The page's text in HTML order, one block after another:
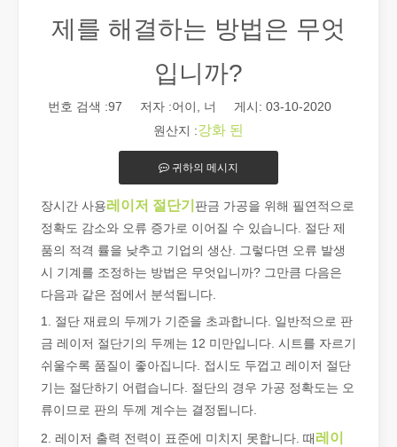
2026 가이드: 파이버 레이저 튜브 절단기가 파이프 제조를 혁신하는 방법
2026 가이드: 파이버 레이저 튜브 절단기가 파이프 제조를 혁신하
제를 해결하는 방법은 무엇
입니까?
번호 검색 :97 저자 :어이, 너 게시: 03-10-2020
원산지 :강화 된
귀하의 메시지
장시간 사용레이저 절단기 판금 가공을 위해 필연적으로
정확도 감소와 오류 증가로 이어질 수 있습니다. 절단 제
품의 적격 률을 낮추고 기업의 생산. 그렇다면 오류 발생
시 기계를 조정하는 방법은 무엇입니까? 그만큼 다음은
다음과 같은 점에서 분석됩니다.
1. 절단 재료의 두께가 기준을 초과합니다. 일반적으로 판
금 레이저 절단기의 두께는 12 미만입니다. 시트를 자르기
쉬울수록 품질이 좋아집니다. 접시도 두껍고 레이저 절단
기는 절단하기 어렵습니다. 절단의 경우 가공 정확도는 오
류이므로 판의 두께 계수는 결정됩니다.
2. 레이저 출력 전력이 표준에 미치지 못합니다. 때레이